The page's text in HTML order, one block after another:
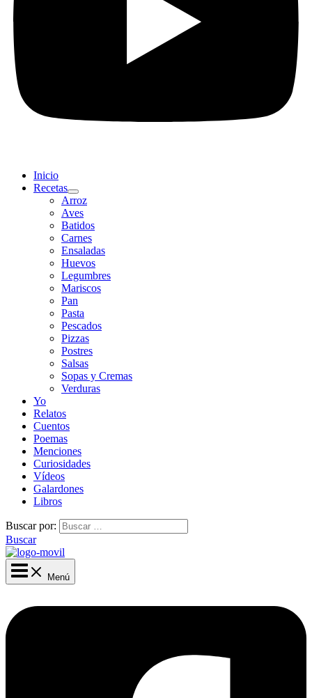
Inicio
Recetas
Arroz
Aves
Batidos
Carnes
Ensaladas
Huevos
Legumbres
Mariscos
Pan
Pasta
Pescados
Pizzas
Postres
Salsas
Sopas y Cremas
Verduras
Yo
Relatos
Cuentos
Poemas
Menciones
Curiosidades
Vídeos
Galardones
Libros
Buscar por:
Buscar
Menú